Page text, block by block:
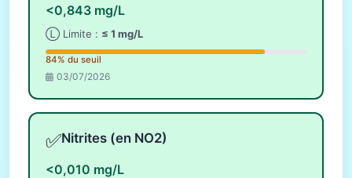
<0,843 mg/L
Ⓛ Limite : ≤ 1 mg/L
84% du seuil
03/07/2026
✅Nitrites (en NO2)
<0,010 mg/L